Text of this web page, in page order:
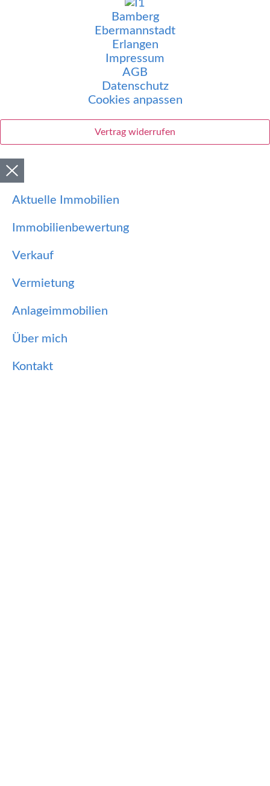
Bamberg
Ebermannstadt
Erlangen
Impressum
AGB
Datenschutz
Cookies anpassen
Vertrag widerrufen
Aktuelle Immobilien
Immobilienbewertung
Verkauf
Vermietung
Anlageimmobilien
Über mich
Kontakt